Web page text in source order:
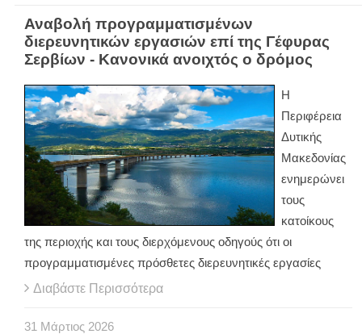
Αναβολή προγραμματισμένων
διερευνητικών εργασιών επί της Γέφυρας
Σερβίων - Κανονικά ανοιχτός ο δρόμος
Η
Περιφέρεια
Δυτικής
Μακεδονίας
ενημερώνει
τους
κατοίκους
της περιοχής και τους διερχόμενους οδηγούς ότι οι
προγραμματισμένες πρόσθετες διερευνητικές εργασίες
Διαβάστε Περισσότερα
31 Μάρτιος 2026